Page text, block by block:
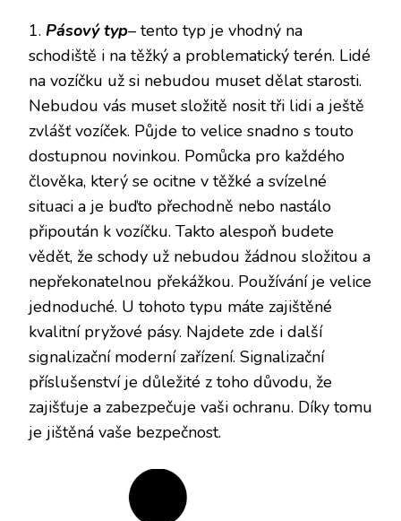
1. Pásový typ– tento typ je vhodný na
schodiště i na těžký a problematický terén. Lidé
na vozíčku už si nebudou muset dělat starosti.
Nebudou vás muset složitě nosit tři lidi a ještě
zvlášť vozíček. Půjde to velice snadno s touto
dostupnou novinkou. Pomůcka pro každého
člověka, který se ocitne v těžké a svízelné
situaci a je buďto přechodně nebo nastálo
připoután k vozíčku. Takto alespoň budete
vědět, že schody už nebudou žádnou složitou a
nepřekonatelnou překážkou. Používání je velice
jednoduché. U tohoto typu máte zajištěné
kvalitní pryžové pásy. Najdete zde i další
signalizační moderní zařízení. Signalizační
příslušenství je důležité z toho důvodu, že
zajišťuje a zabezpečuje vaši ochranu. Díky tomu
je jištěná vaše bezpečnost.